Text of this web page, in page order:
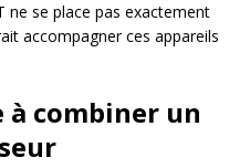
ne se place pas exactement
accompagner ces appareils
à combiner un